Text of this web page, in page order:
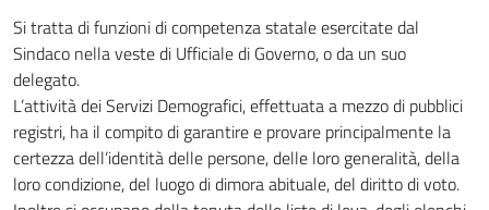
Si tratta di funzioni di competenza statale esercitate dal
Sindaco nella veste di Ufficiale di Governo, o da un suo
delegato.
L’attività dei Servizi Demografici, effettuata a mezzo di pubblici
registri, ha il compito di garantire e provare principalmente la
certezza dell’identità delle persone, delle loro generalità, della
loro condizione, del luogo di dimora abituale, del diritto di voto.